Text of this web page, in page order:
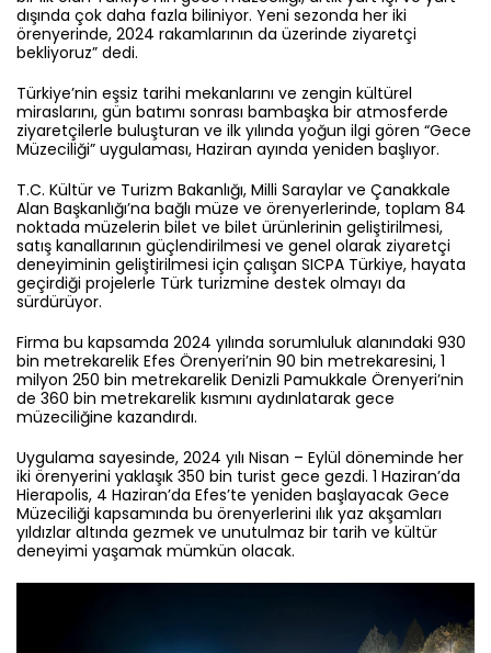
dışında çok daha fazla biliniyor. Yeni sezonda her iki
örenyerinde, 2024 rakamlarının da üzerinde ziyaretçi
bekliyoruz” dedi.
Türkiye’nin eşsiz tarihi mekanlarını ve zengin kültürel
miraslarını, gün batımı sonrası bambaşka bir atmosferde
ziyaretçilerle buluşturan ve ilk yılında yoğun ilgi gören “Gece
Müzeciliği” uygulaması, Haziran ayında yeniden başlıyor.
T.C. Kültür ve Turizm Bakanlığı, Milli Saraylar ve Çanakkale
Alan Başkanlığı’na bağlı müze ve örenyerlerinde, toplam 84
noktada müzelerin bilet ve bilet ürünlerinin geliştirilmesi,
satış kanallarının güçlendirilmesi ve genel olarak ziyaretçi
deneyiminin geliştirilmesi için çalışan SICPA Türkiye, hayata
geçirdiği projelerle Türk turizmine destek olmayı da
sürdürüyor.
Firma bu kapsamda 2024 yılında sorumluluk alanındaki 930
bin metrekarelik Efes Örenyeri’nin 90 bin metrekaresini, 1
milyon 250 bin metrekarelik Denizli Pamukkale Örenyeri’nin
de 360 bin metrekarelik kısmını aydınlatarak gece
müzeciliğine kazandırdı.
Uygulama sayesinde, 2024 yılı Nisan – Eylül döneminde her
iki örenyerini yaklaşık 350 bin turist gece gezdi. 1 Haziran’da
Hierapolis, 4 Haziran’da Efes’te yeniden başlayacak Gece
Müzeciliği kapsamında bu örenyerlerini ılık yaz akşamları
yıldızlar altında gezmek ve unutulmaz bir tarih ve kültür
deneyimi yaşamak mümkün olacak.